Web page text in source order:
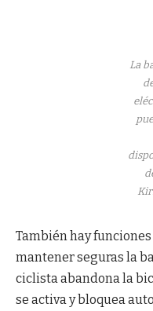
La
También hay
mantener seguras la
ciclista abandona la
se activa y bloquea